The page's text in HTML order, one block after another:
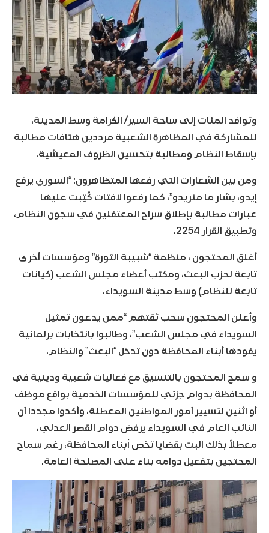
وتوافد المئات إلى ساحة السير/ الكرامة وسط المدينة،
للمشاركة في المظاهرة الشعبية مرددين هتافات مطالبة
بإسقاط النظام ومطالبة بتحسين الظروف المعيشية.
ومن بين الشعارات التي رفعها المتظاهرون: “السوري يرفع
إيدو، بشار ما منريدو”، كما رفعوا لافتات كُتِبت عليها
عبارات مطالبة بإطلاق سراح المعتقلين في سجون النظام،
وتطبيق القرار 2254.
أغلق المحتجون ، منظمة “شبيبة الثورة” ومؤسسات أخرى
تابعة لحزب البعث، ومكتب أعضاء مجلس الشعب (كيانات
تابعة للنظام) وسط مدينة السويداء.
وأعلن المحتجون سحب ثقتهم “ممن يدعون تمثيل
السويداء في مجلس الشعب”، وطالبوا بانتخابات برلمانية
يقودها أبناء المحافظة دون تدخل “البعث” والنظام.
و سمح المحتجون بالتنسيق مع فعاليات شعبية ودينية في
المحافظة بدوام جزئي للمؤسسات الخدمية بواقع موظف
أو اثنين لتسيير أمور المواطنين المعطلة، وأكدوا مجددا أن
النائب العام في السويداء يرفض دوام القصر العدلي،
معطلاً بذلك البت بقضايا تخص أبناء المحافظة، رغم سماح
المحتجين بتفعيل دوامه بناء على المصلحة العامة.